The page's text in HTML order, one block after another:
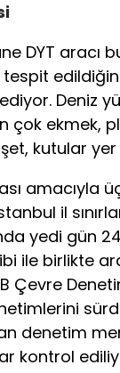
DYT aracı
Deniz
çok ekmek,
kutular yer
amacıyla
il
yedi gün
ile birlikte
Çevre
denetim
kontrol